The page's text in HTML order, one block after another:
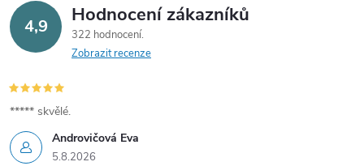
v
k
y
v
ý
4,9 Hodnocení zákazníků
322 hodnocení
Zobrazit recenze
Androvičová Eva
5.8.2026
***** skvělé.